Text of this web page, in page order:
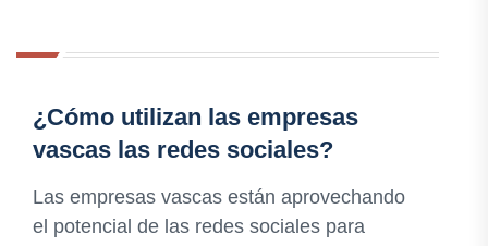
¿Cómo utilizan las empresas
vascas las redes sociales?
Las empresas vascas están aprovechando
el potencial de las redes sociales para